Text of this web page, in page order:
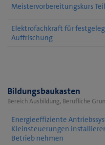
Meistervorbereitungskurs
Elektrofachkraft für
Auffrischung
Bildungsbaukasten
Bereich Ausbildung, Berufliche
Energieeffiziente
Kleinsteuerungen
Betrieb nehmen